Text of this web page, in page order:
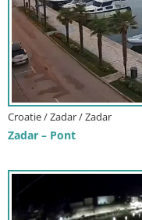
Croatie / Zadar / Zadar
Zadar – Pont